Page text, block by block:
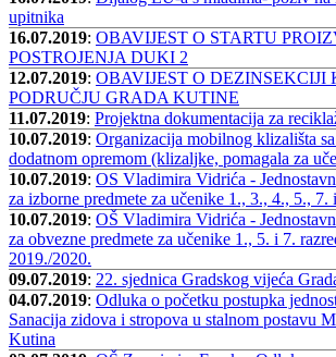
upitnika
16.07.2019: OBAVIJEST O STARTU
POSTROJENJA DUKI 2
12.07.2019: OBAVIJEST O
PODRUČJU GRADA KUTINE
11.07.2019: Projektna dokumentacija za
10.07.2019: Organizacija mobilnog klizališta
dodatnom opremom (klizaljke, pomagala za
10.07.2019: OS Vladimira Vidrića -
za izborne predmete za učenike 1., 3., 4., 5., 7.
10.07.2019: OŠ Vladimira Vidrića -
za obvezne predmete za učenike 1., 5. i 7.
2019./2020.
09.07.2019: 22. sjednica Gradskog vijeća
04.07.2019: Odluka o početku postupka
Sanacija zidova i stropova u stalnom postavu
Kutina